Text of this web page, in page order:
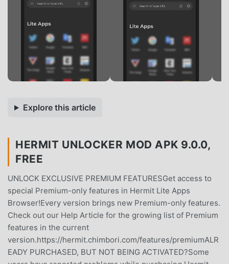
Explore this article
HERMIT UNLOCKER MOD APK 9.0.0,
FREE
UNLOCK EXCLUSIVE PREMIUM FEATURESGet access to
special Premium-only features in Hermit Lite Apps
Browser!Every version brings new Premium-only features.
Check out our Help Article for the growing list of Premium
features in the current
version.https://hermit.chimbori.com/features/premiumALR
EADY PURCHASED, BUT NOT BEING ACTIVATED?Some